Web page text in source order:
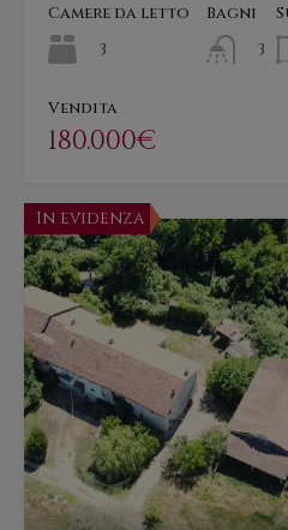
Camere da letto
3
Bagni
3
Vendita
180.000€
In evidenza